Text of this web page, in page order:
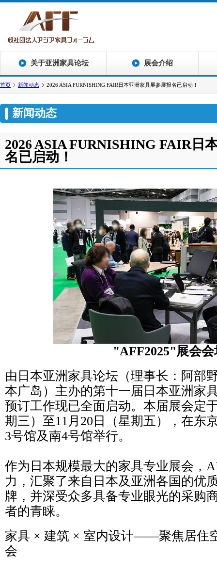
关于亚洲家具论坛 展会介绍
首页 新闻动态 2026 ASIA FURNISHING FAIR日本亚洲家具展参展报名已启动！
新闻动态
2026 ASIA FURNISHING FAIR日
名已启动！
"AFF2025"展会会
由日本亚洲家具论坛（理事长：阿部
本广岛）主办的第十一届日本亚洲家
预订工作现已全面启动。本届展会定
期三）至11月20日（星期五），在东
3号馆及南4号馆举行。
作为日本规模最大的家具专业展会，
力，汇聚了来自日本及亚洲各国的优
牌，并深受众多具备专业眼光的采购
者的青睐。
家具 × 建筑 × 室内设计——聚焦居住
会